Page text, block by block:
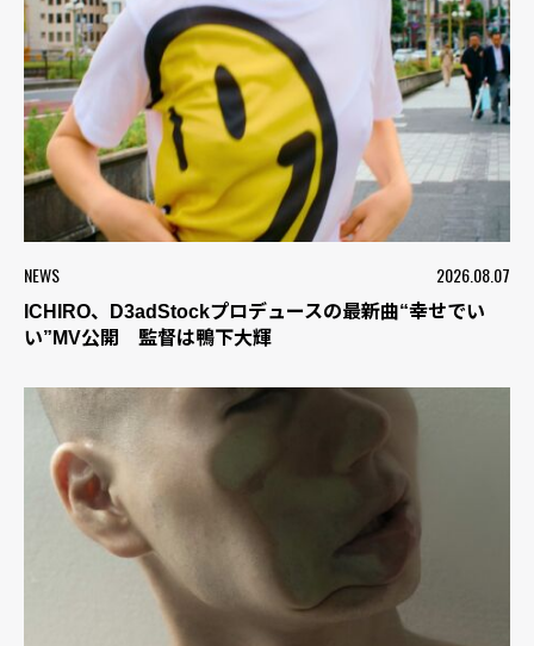
NEWS 2026.08.07
ICHIRO、D3adStockプロデュースの最新曲“幸せでい
い”MV公開 監督は鴨下大輝